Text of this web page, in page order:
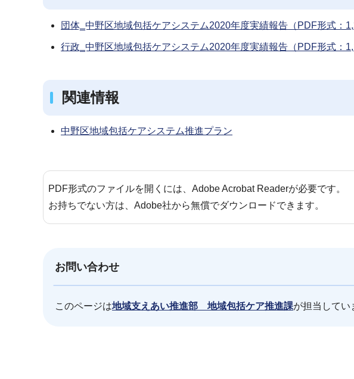
団体‗中野区地域包括ケアシステム2020年度実績報告（PDF形式：
行政‗中野区地域包括ケアシステム2020年度実績報告（PDF形式：
関連情報
中野区地域包括ケアシステム推進プラン
PDF形式のファイルを開くには、Adobe Acrobat Readerが必要です。
お持ちでない方は、Adobe社から無償でダウンロードできます。
お問い合わせ
このページは地域支えあい推進部 地域包括ケア推進課が担当してい